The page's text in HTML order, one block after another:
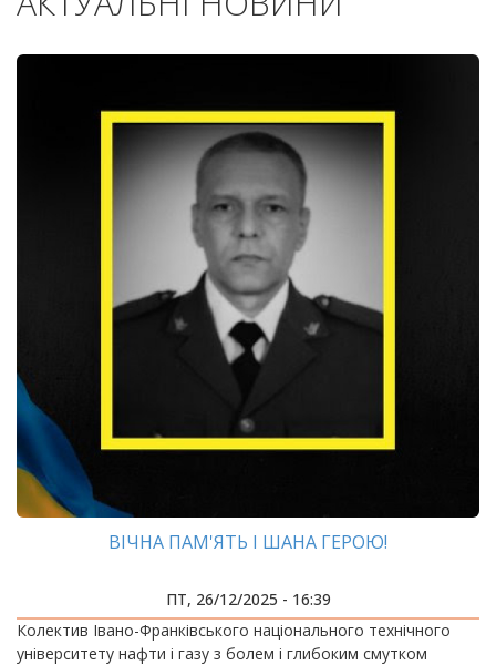
ВІЧНА ПАМ'ЯТЬ І ШАНА ГЕРОЮ!
ПТ, 26/12/2025 - 16:39
Колектив Івано-Франківського національного технічного
університету нафти і газу з болем і глибоким смутком